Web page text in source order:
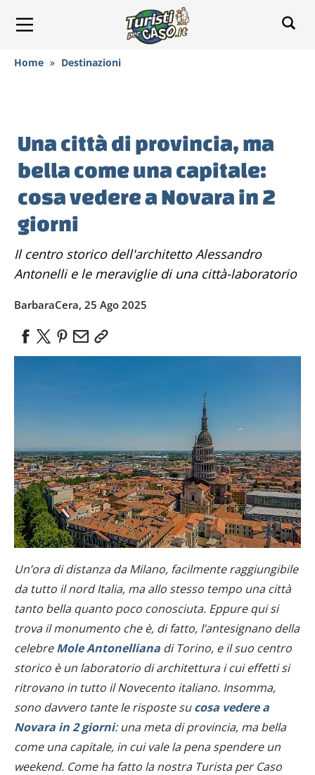
Home » Destinazioni
Una città di provincia, ma
bella come una capitale:
cosa vedere a Novara in 2
giorni
Il centro storico dell'architetto Alessandro
Antonelli e le meraviglie di una città-laboratorio
BarbaraCera, 25 Ago 2025
Un’ora di distanza da Milano, facilmente raggiungibile
da tutto il nord Italia, ma allo stesso tempo una città
tanto bella quanto poco conosciuta. Eppure qui si
trova il monumento che è, di fatto, l’antesignano della
celebreMole Antonelliana di Torino, e il suo centro
storico è un laboratorio di architettura i cui effetti si
ritrovano in tutto il Novecento italiano. Insomma,
sono davvero tante le risposte sucosa vedere a
Novara in 2 giorni: una meta di provincia, ma bella
come una capitale, in cui vale la pena spendere un
weekend. Come ha fatto la nostra Turista per Caso